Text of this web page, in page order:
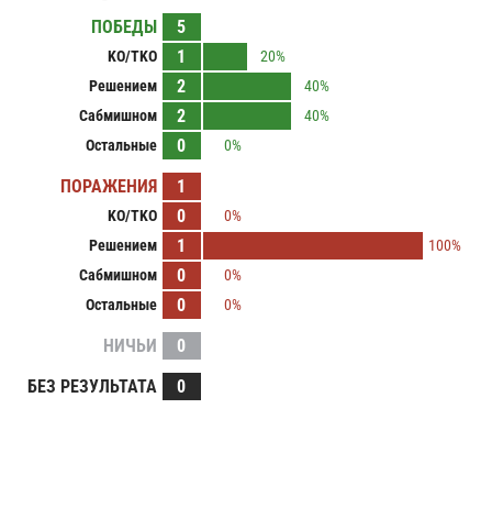
ПОБЕДЫ
5
KO/TKO 1
20%
Решением
2
40%
Сабмишном
2
40%
Остальные
0 0%
ПОРАЖЕНИЯ 1
KO/TKO 0
0%
Решением
1
100%
Сабмишном
0
0%
Остальные
0 0%
НИЧЬИ
0
БЕЗ РЕЗУЛЬТАТА
0